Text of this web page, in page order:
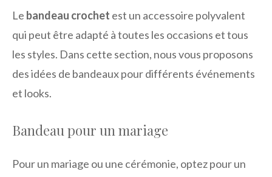
Le bandeau crochet est un accessoire polyvalent
qui peut être adapté à toutes les occasions et tous
les styles. Dans cette section, nous vous proposons
des idées de bandeaux pour différents événements
et looks.
Bandeau pour un mariage
Pour un mariage ou une cérémonie, optez pour un